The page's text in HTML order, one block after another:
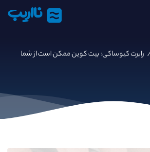
نااریب
رابرت کیوساکی: بیت کوین ممکن است از شما